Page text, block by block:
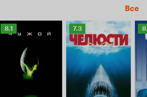
Все
Рейтинг
Кинопоиска
8.1
Рейтинг
Кинопоиска
7.3
7.3